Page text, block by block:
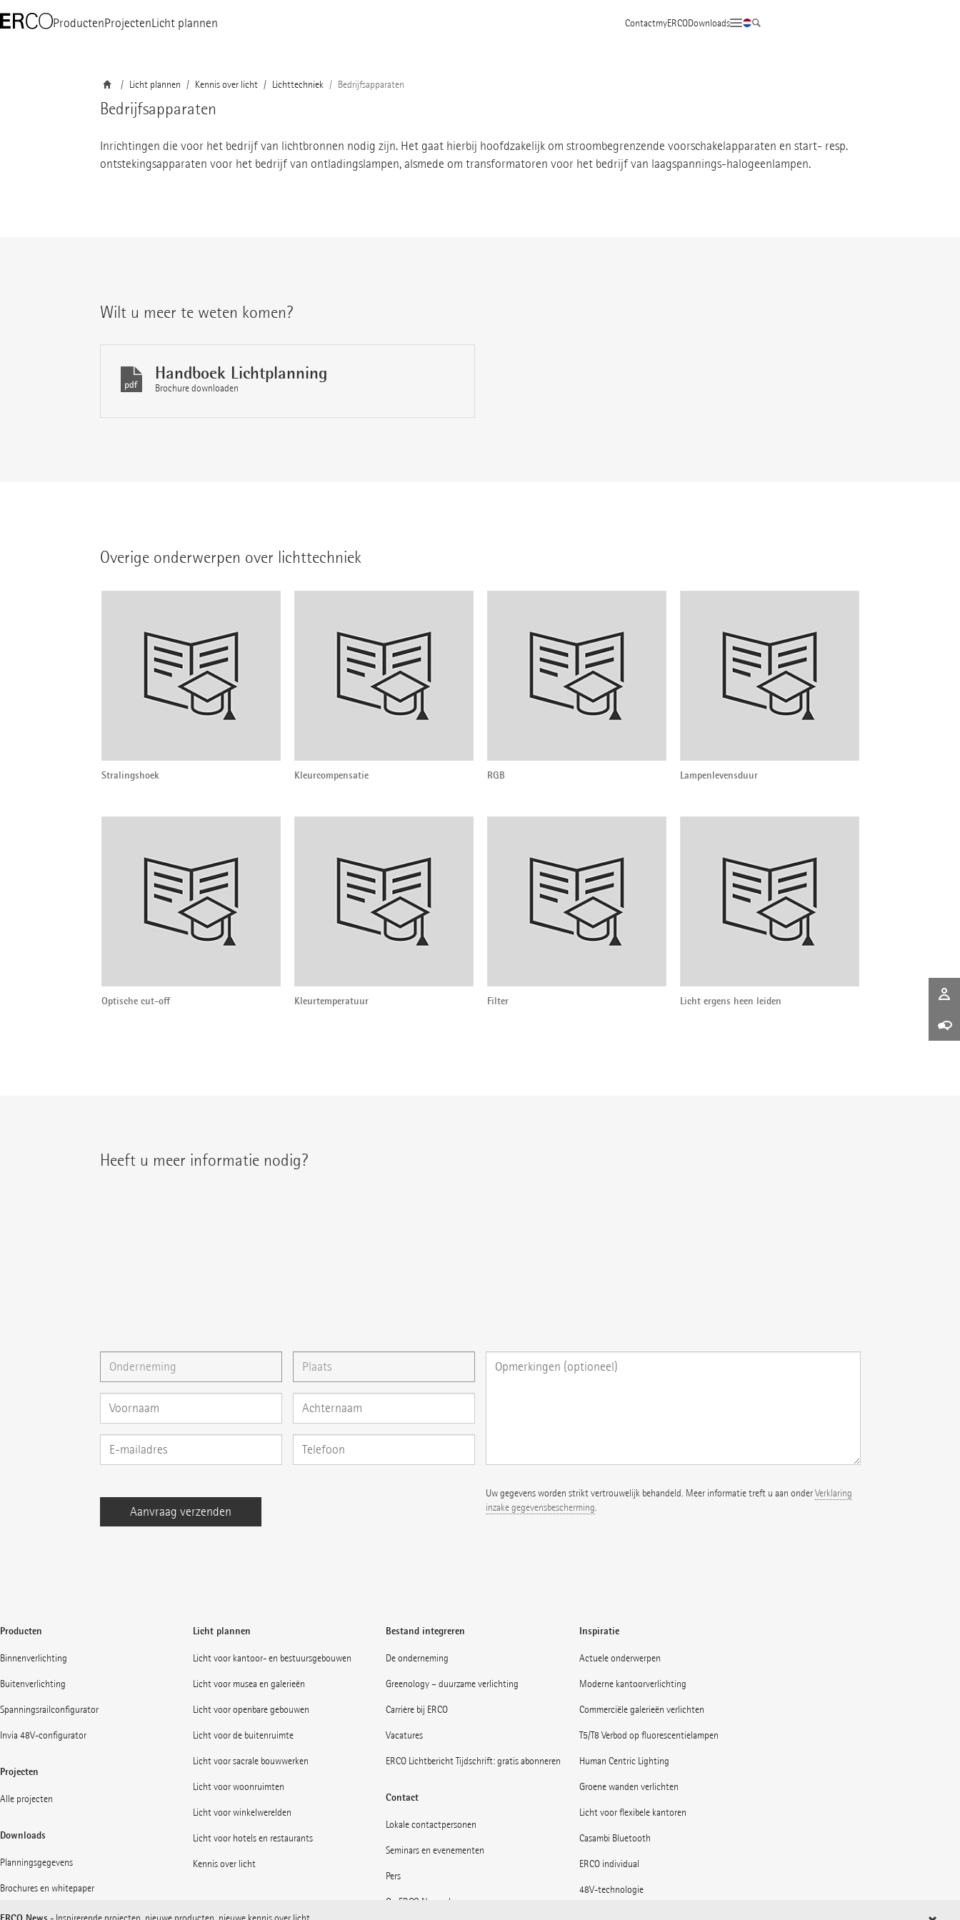
ProductenProjectenLicht plannen ContactmyERCODownloads
Licht plannen Kennis over licht Lichttechniek Bedrijfsapparaten
Bedrijfsapparaten
Inrichtingen die voor het bedrijf van lichtbronnen nodig zijn. Het gaat hierbij hoofdzakelijk om stroombegrenzende voorschakelapparaten en start- resp.
ontstekingsapparaten voor het bedrijf van ontladingslampen, alsmede om transformatoren voor het bedrijf van laagspannings-halogeenlampen.
Wilt u meer te weten komen?
Handboek Lichtplanning
Brochure downloaden
Overige onderwerpen over lichttechniek
Stralingshoek Kleurcompensatie RGB Lampenlevensduur
Optische cut-off Kleurtemperatuur Filter Licht ergens heen leiden
Heeft u meer informatie nodig?
Uw gegevens worden strikt vertrouwelijk behandeld. Meer informatie treft u aan onderVerklaring
inzake gegevensbescherming.
Producten
Binnenverlichting
Buitenverlichting
Spanningsrailconfigurator
Invia 48V-configurator
Projecten
Alle projecten
Downloads
Planningsgegevens
Brochures en whitepaper
Licht plannen
Licht voor kantoor- en bestuursgebouwen
Licht voor musea en galerieën
Licht voor openbare gebouwen
Licht voor de buitenruimte
Licht voor sacrale bouwwerken
Licht voor woonruimten
Licht voor winkelwerelden
Licht voor hotels en restaurants
Kennis over licht
Bestand integreren
De onderneming
Greenology – duurzame verlichting
Carrière bij ERCO
Vacatures
ERCO Lichtbericht Tijdschrift: gratis abonneren
Contact
Lokale contactpersonen
Seminars en evenementen
Pers
Op ERCO News abonneren
Inspiratie
Actuele onderwerpen
Moderne kantoorverlichting
Commerciële galerieën verlichten
T5/T8 Verbod op fluorescentielampen
Human Centric Lighting
Groene wanden verlichten
Licht voor flexibele kantoren
Casambi Bluetooth
ERCO individual
48V-technologie